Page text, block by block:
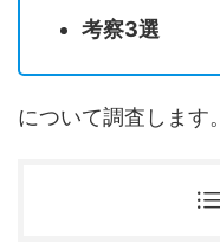
考察3選
について調査します。